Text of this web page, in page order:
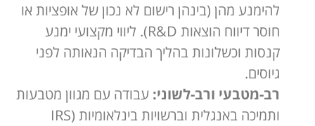
להימנע מהן (בינהן רישום לא נכון של אופציות או
חוסר דיווח הוצאות R&D). ליווי מקצועי ימנע
קנסות וכשלונות בהליך הבדיקה הנאותה לפני
גיוסים.
רב-מטבעי ורב-לשוני: עבודה עם מגוון מטבעות
ותמיכה באנגלית וברשויות בינלאומיות (IRS